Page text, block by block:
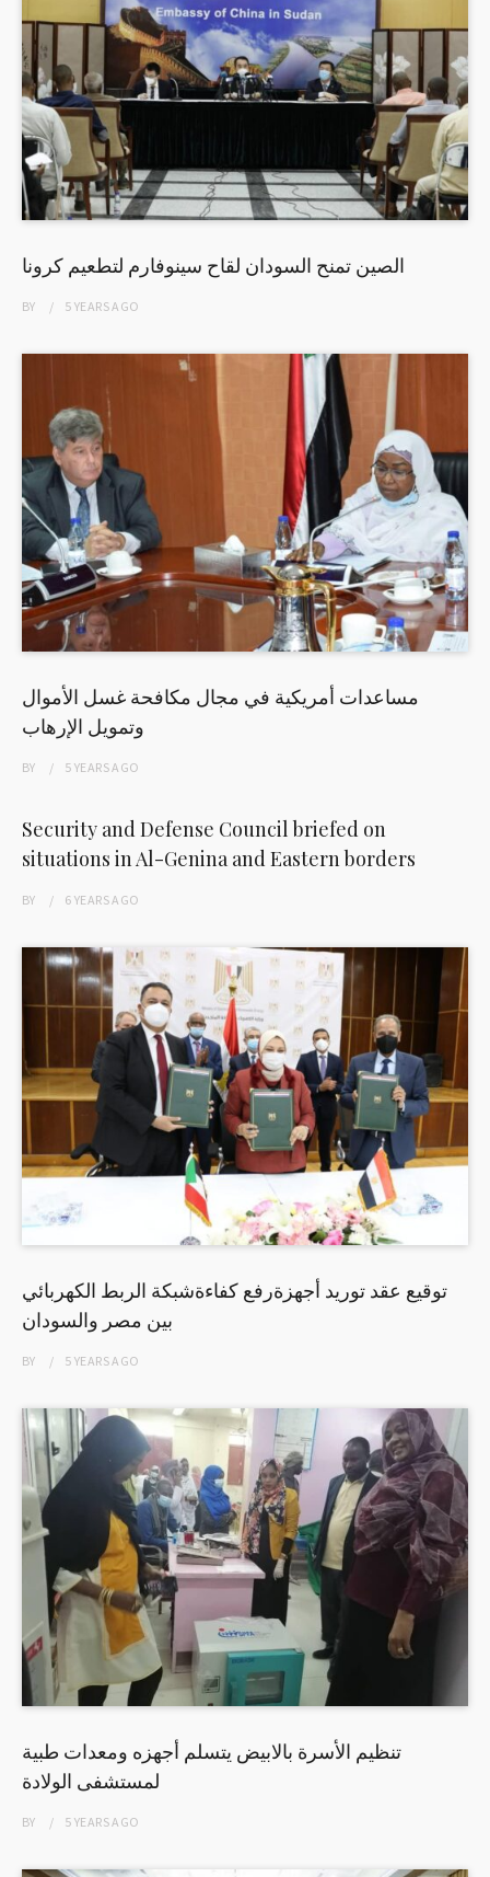
الصين تمنح السودان لقاح سينوفارم لتطعيم كرونا
BY 5 YEARSAGO
مساعدات أمريكية في مجال مكافحة غسل الأموال
وتمويل الإرهاب
BY 5 YEARSAGO
Security and Defense Council briefed on
situations in Al-Genina and Eastern borders
BY 6 YEARSAGO
توقيع عقد توريد أجهزةرفع كفاءةشبكة الربط الكهربائي
بين مصر والسودان
BY 5 YEARSAGO
تنظيم الأسرة بالابيض يتسلم أجهزه ومعدات طبية
لمستشفى الولادة
BY 5 YEARSAGO